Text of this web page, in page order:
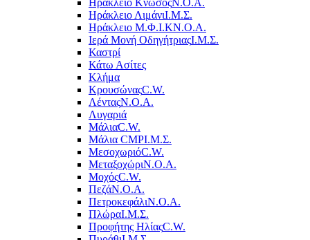
Ηράκλειο ΚνωσόςΝ.Ο.Α.
Ηράκλειο ΛιμάνιΙ.Μ.Σ.
Ηράκλειο Μ.Φ.Ι.ΚΝ.Ο.Α.
Ιερά Μονή ΟδηγήτριαςΙ.Μ.Σ.
Καστρί
Κάτω Ασίτες
Κλήμα
ΚρουσώναςC.W.
ΛένταςΝ.Ο.Α.
Λυγαριά
ΜάλιαC.W.
Μάλια CMPΙ.Μ.Σ.
ΜεσοχωριόC.W.
ΜεταξοχώριΝ.Ο.Α.
ΜοχόςC.W.
ΠεζάΝ.Ο.Α.
ΠετροκεφάλιΝ.Ο.Α.
ΠλώραΙ.Μ.Σ.
Προφήτης ΗλίαςC.W.